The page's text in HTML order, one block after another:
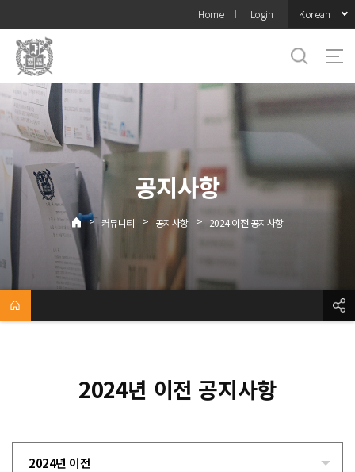
메뉴
Home Login Korean
공지사항
> 커뮤니티 > 공지사항 > 2024 이전 공지사항
2024년 이전 공지사항
2024년 이전